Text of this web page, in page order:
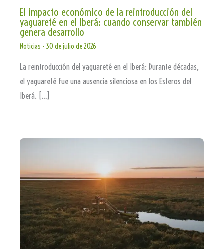
El impacto económico de la reintroducción del
yaguareté en el Iberá: cuando conservar también
genera desarrollo
Noticias • 30 de julio de 2026
La reintroducción del yaguareté en el Iberá: Durante décadas,
el yaguareté fue una ausencia silenciosa en los Esteros del
Iberá. […]